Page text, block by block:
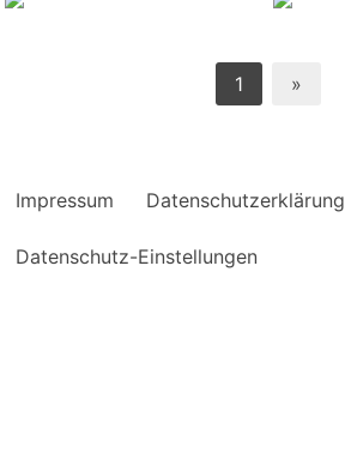
1 »
Impressum Datenschutzerklärung
Datenschutz-Einstellungen